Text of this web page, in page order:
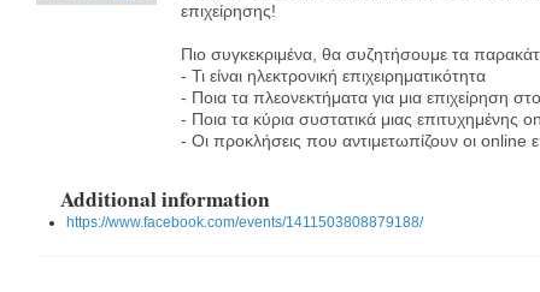
επιχείρησης!
Πιο συγκεκριμένα, θα συζητήσουμε τα
- Τι είναι ηλεκτρονική επιχειρηματικότητα
- Ποια τα πλεονεκτήματα για μια επιχείρηση
- Ποια τα κύρια συστατικά μιας επιτυχημένης
- Οι προκλήσεις που αντιμετωπίζουν οι online
Additional information
https://www.facebook.com/events/1411503808879188/